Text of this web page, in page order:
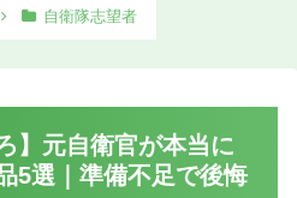
自衛隊志望者
】元自衛官が本当に
5選｜準備不足で後悔